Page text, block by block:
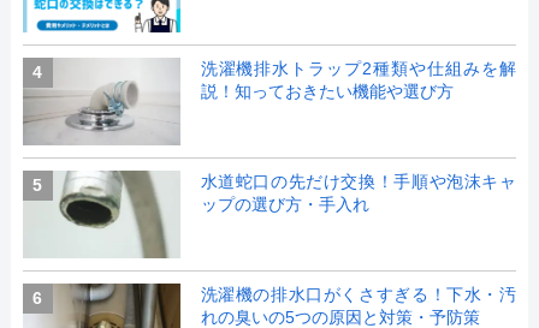
4
洗濯機排水トラップ2種類や仕組みを解
説！知っておきたい機能や選び方
5
水道蛇口の先だけ交換！手順や泡沫キャ
ップの選び方・手入れ
6
洗濯機の排水口がくさすぎる！下水・汚
れの臭いの5つの原因と対策・予防策